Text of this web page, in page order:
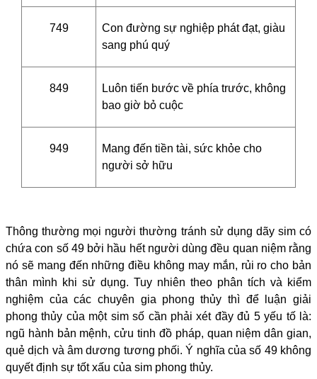
749
Con đường sự nghiệp phát đạt, giàu
sang phú quý
849
Luôn tiến bước về phía trước, không
bao giờ bỏ cuộc
949
Mang đến tiền tài, sức khỏe cho
người sở hữu
Thông thường mọi người thường tránh sử dụng dãy sim có
chứa con số 49 bởi hầu hết người dùng đều quan niệm rằng
nó sẽ mang đến những điều không may mắn, rủi ro cho bản
thân mình khi sử dụng. Tuy nhiên theo phân tích và kiểm
nghiệm của các chuyên gia phong thủy thì để luận giải
phong thủy của một sim số cần phải xét đầy đủ 5 yếu tố là:
ngũ hành bản mệnh, cửu tinh đồ pháp, quan niệm dân gian,
quẻ dịch và âm dương tương phối. Ý nghĩa của số 49 không
quyết định sự tốt xấu của sim phong thủy.